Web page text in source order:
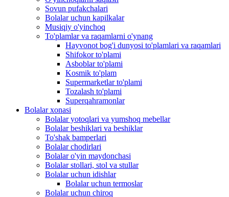
Sovun pufakchalari
Bolalar uchun kapilkalar
Musiqiy o'yinchoq
To'plamlar va raqamlarni o'ynang
Hayvonot bog'i dunyosi to'plamlari va raqamlari
Shifokor to'plami
Asboblar to'plami
Kosmik to'plam
Supermarketlar to'plami
Tozalash to'plami
Superqahramonlar
Bolalar xonasi
Bolalar yotoqlari va yumshoq mebellar
Bolalar beshiklari va beshiklar
To'shak bamperlari
Bolalar chodirlari
Bolalar o'yin maydonchasi
Bolalar stollari, stol va stullar
Bolalar uchun idishlar
Bolalar uchun termoslar
Bolalar uchun chiroq